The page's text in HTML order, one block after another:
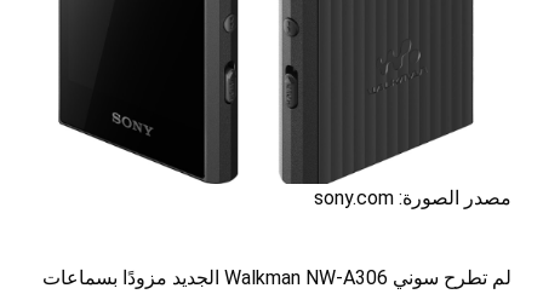
مصدر الصورة: sony.com
لم تطرح سوني Walkman NW-A306 الجديد مزودًا بسماعات